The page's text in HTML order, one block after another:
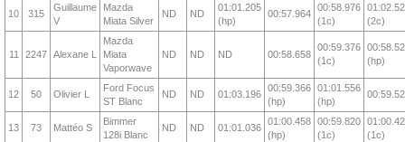
10 315
Guillaume
V
Mazda
Miata Silver
ND ND
01:01.205
(hp)
00:57.964
00:58.976
(1c)
(2c)
11 2247 Alexane L
Mazda
Miata
Vaporwave
ND ND ND 00:58.658
00:59.376
(1c)
(hp)
12 50 Olivier L
Ford Focus
ST Blanc
ND ND 01:03.196
00:59.366
(hp)
01:01.556
(hp)
13 73 Mattéo S
Bimmer
128i Blanc
ND ND 01:01.036
01:00.458
(hp)
00:59.820
(1c)
(1c)